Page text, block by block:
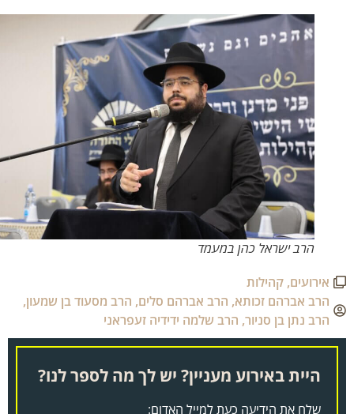
הרב ישראל כהן במעמד
אירועים,קהילות
הרב אברהם זכותא,הרב אברהם סלים,הרב מסעוד בן שמעון,
הרב נתן בן סניור,הרב שלמה ידידיה זעפראני
היית באירוע מעניין? יש לך מה לספר לנו?
שלח את הידיעה כעת למייל האדום: